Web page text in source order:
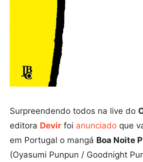
Surpreendendo todos na live do
editora Devir foi anunciado que
em Portugal o mangá Boa Noite
(Oyasumi Punpun / Goodnight